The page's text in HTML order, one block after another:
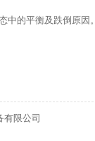
中的平衡及跌倒原因。
有限公司